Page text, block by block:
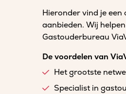
Hieronder vind je een
aanbieden. Wij
Gastouderbureau
De voordelen van
Het grootste
Specialist in